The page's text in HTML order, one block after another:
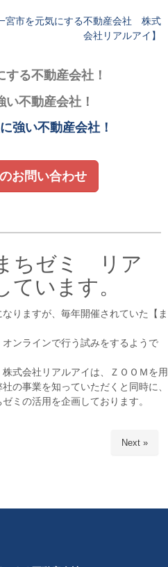
宮市を元気にする不動産会社 株式
会社リアルアイ】
る不動産会社！
い不動産会社！
強い不動産会社！
お問い合わせ
ちゼミ リア
ています。
りますが、毎年開催されていた【ま
ンラインで行う試みをするようで
式会社リアルアイは、ＺＯＯＭを用
の事業を知っていただくと同時に、
ミの活用を企画しております。
Next »